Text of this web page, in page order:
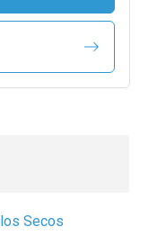
Secos